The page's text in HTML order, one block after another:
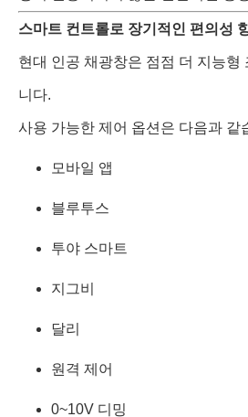
스마트 컨트롤로 장기적인 편의성
현대 인공 채광창은 점점 더 지능형
니다.
사용 가능한 제어 옵션은 다음과 같
모바일 앱
블루투스
투야 스마트
지그비
달리
원격 제어
0~10V 디밍